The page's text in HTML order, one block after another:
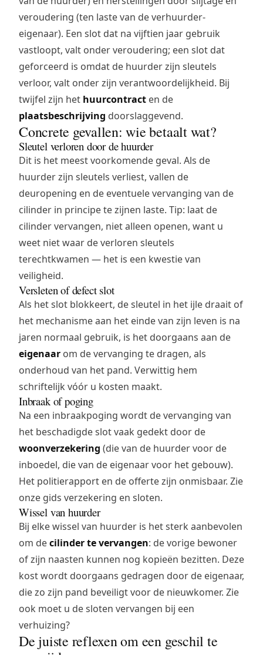
veroudering (ten laste van de verhuurder-
eigenaar). Een slot dat na vijftien jaar gebruik
vastloopt, valt onder veroudering; een slot dat
geforceerd is omdat de huurder zijn sleutels
verloor, valt onder zijn verantwoordelijkheid. Bij
twijfel zijn het huurcontract en de
plaatsbeschrijving doorslaggevend.
Concrete gevallen: wie betaalt wat?
Sleutel verloren door de huurder
Dit is het meest voorkomende geval. Als de
huurder zijn sleutels verliest, vallen de
deuropening en de eventuelevervanging van de
cilinder in principe te zijnen laste. Tip: laat de
cilinder vervangen, niet alleen openen, want u
weet niet waar de verloren sleutels
terechtkwamen — het is een kwestie van
veiligheid.
Versleten of defect slot
Als het slot blokkeert, de sleutel in het ijle draait of
het mechanisme aan het einde van zijn leven is na
jaren normaal gebruik, is het doorgaans aan de
eigenaar om de vervanging te dragen, als
onderhoud van het pand. Verwittig hem
schriftelijk vóór u kosten maakt.
Inbraak of poging
Na een inbraakpoging wordt de vervanging van
het beschadigde slot vaak gedekt door de
woonverzekering (die van de huurder voor de
inboedel, die van de eigenaar voor het gebouw).
Het politierapport en de offerte zijn onmisbaar. Zie
onze gids verzekering en sloten.
Wissel van huurder
Bij elke wissel van huurder is het sterk aanbevolen
om decilinder te vervangen: de vorige bewoner
of zijn naasten kunnen nog kopieën bezitten. Deze
kost wordt doorgaans gedragen door de eigenaar,
die zo zijn pand beveiligt voor de nieuwkomer. Zie
ook moet u de sloten vervangen bij een
verhuizing?
De juiste reflexen om een geschil te